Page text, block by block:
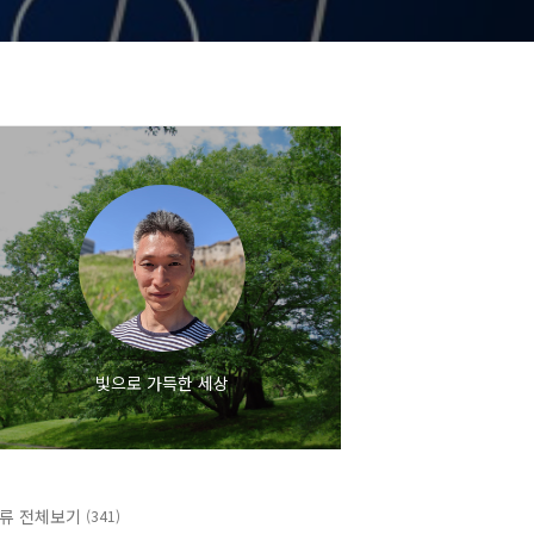
빛으로 가득한 세상
전체보기 (341)